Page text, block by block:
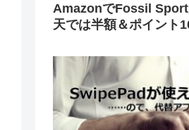
AmazonでFossil
天では半額＆ポイント